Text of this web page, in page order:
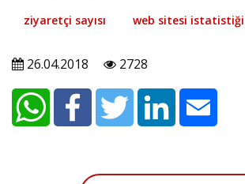
ziyaretçi sayısı
web sitesi istatistiği
26.04.2018 2728